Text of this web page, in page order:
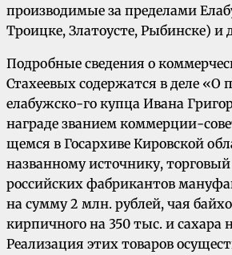
производимые за предела­ми
Троицке, Златоусте, Рыбинске) и
Подробные сведе­ния о
Стахеевых содержатся в деле «О
елабужско-го купца Ивана
на­граде званием коммерции-
щемся в Госархиве Кировской
названному источнику,
российских фабрикантов
на сумму 2 млн. рублей, чая
кирпичного на 350 тыс. и сахара
Реализация этих товаров